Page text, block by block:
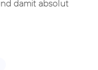
damit absolut